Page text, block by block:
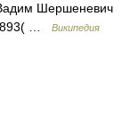
Шершеневич
…
Википедия